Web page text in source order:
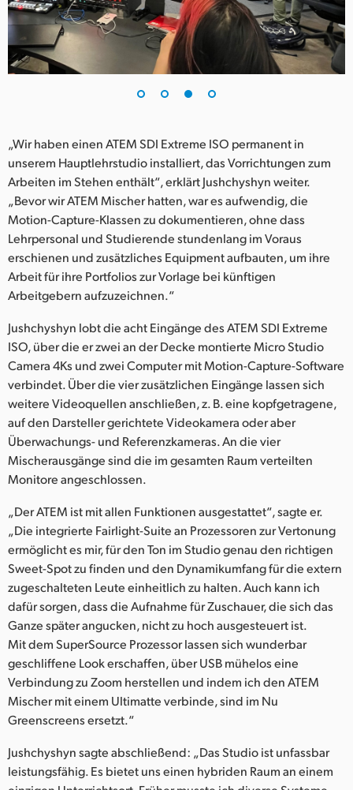
„Wir haben einen ATEM SDI Extreme ISO permanent in
unserem Hauptlehrstudio installiert, das Vorrichtungen zum
Arbeiten im Stehen enthält“, erklärt Jushchyshyn weiter.
„Bevor wir ATEM Mischer hatten, war es aufwendig, die
Motion-Capture-Klassen zu dokumentieren, ohne dass
Lehrpersonal und Studierende stundenlang im Voraus
erschienen und zusätzliches Equipment aufbauten, um ihre
Arbeit für ihre Portfolios zur Vorlage bei künftigen
Arbeitgebern aufzuzeichnen.“
Jushchyshyn lobt die acht Eingänge des ATEM SDI Extreme
ISO, über die er zwei an der Decke montierte Micro Studio
Camera 4Ks und zwei Computer mit Motion-Capture-Software
verbindet. Über die vier zusätzlichen Eingänge lassen sich
weitere Videoquellen anschließen, z. B. eine kopfgetragene,
auf den Darsteller gerichtete Videokamera oder aber
Überwachungs- und Referenzkameras. An die vier
Mischerausgänge sind die im gesamten Raum verteilten
Monitore angeschlossen.
„Der ATEM ist mit allen Funktionen ausgestattet“, sagte er.
„Die integrierte Fairlight-Suite an Prozessoren zur Vertonung
ermöglicht es mir, für den Ton im Studio genau den richtigen
Sweet-Spot zu finden und den Dynamikumfang für die extern
zugeschalteten Leute einheitlich zu halten. Auch kann ich
dafür sorgen, dass die Aufnahme für Zuschauer, die sich das
Ganze später angucken, nicht zu hoch ausgesteuert ist.
Mit dem SuperSource Prozessor lassen sich wunderbar
geschliffene Look erschaffen, über USB mühelos eine
Verbindung zu Zoom herstellen und indem ich den ATEM
Mischer mit einem Ultimatte verbinde, sind im Nu
Greenscreens ersetzt.“
Jushchyshyn sagte abschließend: „Das Studio ist unfassbar
leistungsfähig. Es bietet uns einen hybriden Raum an einem